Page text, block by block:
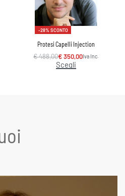
-28% SCONTO
Protesi Capelli Injection
€488,00€350,00Iva Inc.
Scegli